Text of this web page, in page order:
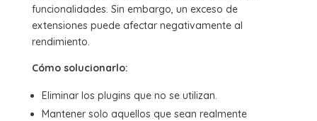
funcionalidades. Sin embargo, un exceso de
extensiones puede afectar negativamente al
rendimiento.
Cómo solucionarlo:
Eliminar los plugins que no se utilizan.
Mantener solo aquellos que sean realmente